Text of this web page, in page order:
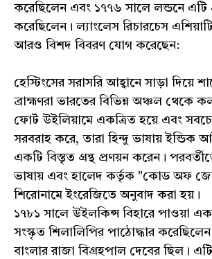
করেছিলেন এবং ১৭৭৬ সালে লন্ডনে এটি
করেছিলেন। ল্যাংলেস রিচারচেস
আরও বিশদ বিবরণ যোগ করেছেন:
হেস্টিংসের সরাসরি আহ্বানে সাড়া দিয়ে
ব্রাহ্মণরা ভারতের বিভিন্ন অঞ্চল থেকে
ফোর্ট উইলিয়ামে একত্রিত হয়ে এবং
সরবরাহ করে, তারা হিন্দু ভাষায় ইন্ডিক
একটি বিস্তৃত গ্রন্থ প্রণয়ন করেন।
ভাষায় এবং হালেদ কর্তৃক "কোড অফ
শিরোনামে ইংরেজিতে অনুবাদ করা হয়।
১৭৮১ সালে উইলকিন্স বিহারে পাওয়া
সংস্কৃত শিলালিপির পাঠোদ্ধার
বাংলার রাজা বিগ্রহপাল দেবের ছিল।